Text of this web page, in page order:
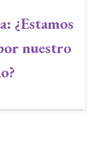
¿Estamos
nuestro